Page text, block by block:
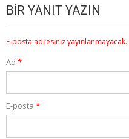
BIR YANIT YAZIN
E-posta adresiniz yayınlanmayacak.
Ad *
E-posta *